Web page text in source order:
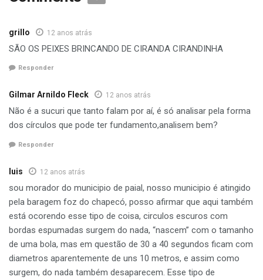
Diante das especulações em torno do assunto a equipe de
reportagem do Portal de Marcelino entrou em contato com
Sérgio Luiz de Souza,
coordenador de Meio Ambiente da Tractebel com sede em
Itá. Ele recebeu por e-mail as fotos que foram enviadas a
nossa redação. Pelas imagens ele não conseguiu
identificar do que se trata e disse que iria encaminhar o
material para o setor responsável pelo monitoramento e
controle da água do lago.
grillo 12 anos atrás
SÃO OS PEIXES BRINCANDO DE CIRANDA CIRANDINHA
Responder
Gilmar Arnildo Fleck 12 anos atrás
Não é a sucuri que tanto falam por aí, é só analisar pela forma
dos círculos que pode ter fundamento,analisem bem?
Responder
luis 12 anos atrás
sou morador do municipio de paial, nosso municipio é atingido
pela baragem foz do chapecó, posso afirmar que aqui também
está ocorendo esse tipo de coisa, circulos escuros com
bordas espumadas surgem do nada, “nascem” com o tamanho
de uma bola, mas em questão de 30 a 40 segundos ficam com
diametros aparentemente de uns 10 metros, e assim como
surgem, do nada também desaparecem. Esse tipo de